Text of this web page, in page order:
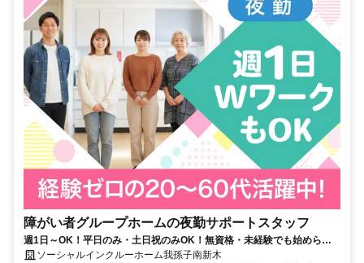
障がい者グループホームの夜勤サポートスタッフ
週1日～OK！平日のみ・土日祝のみOK！無資格・未経験でも始められ
ます。目の前の人に喜んでいただくことに、一生懸命になれる仕事で
ソーシャルインクルーホーム我孫子南新木